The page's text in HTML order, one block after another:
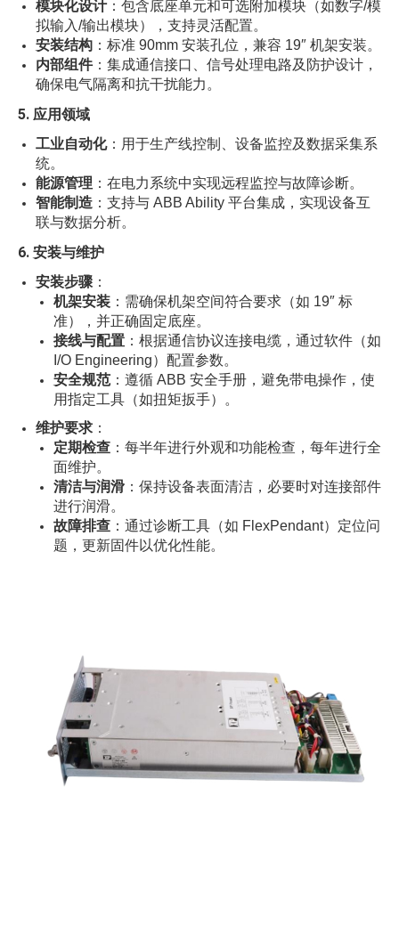
模块化设计：包含底座单元和可选附加模块（如数字/模
拟输入/输出模块），支持灵活配置。
安装结构 ：标准 90mm 安装孔位，兼容 19″ 机架安装。
内部组件：集成通信接口、信号处理电路及防护设计，
确保电气隔离和抗干扰能力。
5. 应用领域
工业自动化：用于生产线控制、设备监控及数据采集系
统。
能源管理 ：在电力系统中实现远程监控与故障诊断。
智能制造 ：支持与 ABB Ability 平台集成，实现设备互
联与数据分析。
6. 安装与维护
安装步骤 ：
机架安装 ：需确保机架空间符合要求（如 19″ 标
准），并正确固定底座。
接线与配置 ：根据通信协议连接电缆，通过软件（如
I/O Engineering）配置参数。
安全规范：遵循 ABB 安全手册，避免带电操作，使
用指定工具（如扭矩扳手）。
维护要求 ：
定期检查 ：每半年进行外观和功能检查，每年进行全
面维护。
清洁与润滑 ：保持设备表面清洁，必要时对连接部件
进行润滑。
故障排查 ：通过诊断工具（如 FlexPendant）定位问
题，更新固件以优化性能。